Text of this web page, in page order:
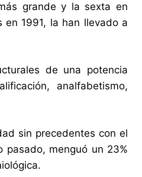
grande y la sexta en
1991, la han llevado a
de una potencia
analfabetismo,
sin precedentes con el
menguó un 23%